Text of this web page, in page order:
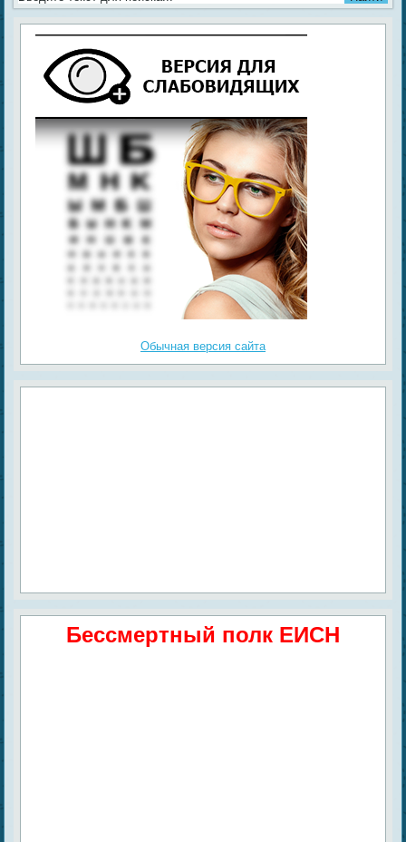
Обычная версия сайта
Бессмертный полк ЕИСН